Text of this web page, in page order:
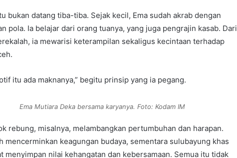
bukan datang tiba-tiba. Sejak kecil, Ema sudah akrab dengan
pola. Ia belajar dari orang tuanya, yang juga pengrajin kasab. Dari
ia mewarisi keterampilan sekaligus kecintaan terhadap
itu ada maknanya,” begitu prinsip yang ia pegang.
Ema Mutiara Deka bersama karyanya. Foto: Kodam IM
rebung, misalnya, melambangkan pertumbuhan dan harapan.
mencerminkan keagungan budaya, sementara sulubayung khas
menyimpan nilai kehangatan dan kebersamaan. Semua itu tidak